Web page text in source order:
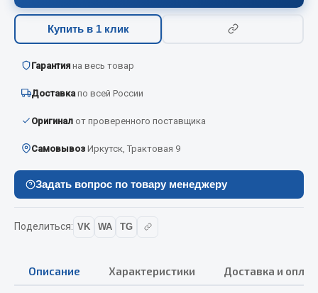
Аптечки и знаки автомобильные
Брызговики
Вентиляторы кабины
Вымпела
Показать ещё
Весь раздел
Смазочные материалы
Охладжающие жидкости
Весь раздел
Купить в 1 клик
Гарантия на весь товар
Доставка по всей России
Оригинал от проверенного поставщика
Самовывоз Иркутск, Трактовая 9
Задать вопрос по товару менеджеру
Поделиться: VK WA TG
Описание Характеристики Доставка и